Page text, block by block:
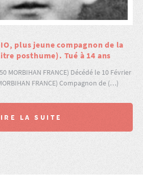
plus jeune compagnon de la
posthume). Tué à 14 ans
MORBIHAN FRANCE) Décédé le 10 Février
FRANCE) Compagnon de (…)
LA SUITE